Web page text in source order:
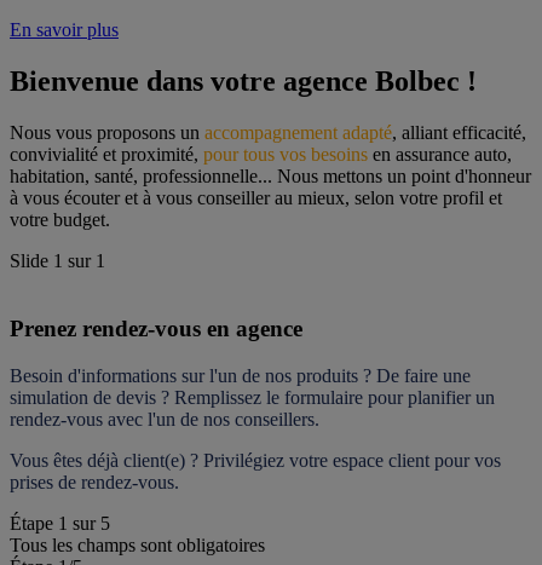
En savoir plus
Bienvenue dans votre agence Bolbec !
Nous vous proposons un accompagnement adapté, alliant efficacité,
convivialité et proximité, pour tous vos besoins en assurance auto,
habitation, santé, professionnelle... Nous mettons un point d'honneur
à vous écouter et à vous conseiller au mieux, selon votre profil et
votre budget.
Slide 1 sur 1
Prenez rendez-vous en agence
Besoin d'informations sur l'un de nos produits ? De faire une
simulation de devis ? Remplissez le formulaire pour planifier un
rendez-vous avec l'un de nos conseillers.
Vous êtes déjà client(e) ? Privilégiez votre espace client pour vos
prises de rendez-vous.
Étape 1 sur 5
Tous les champs sont obligatoires